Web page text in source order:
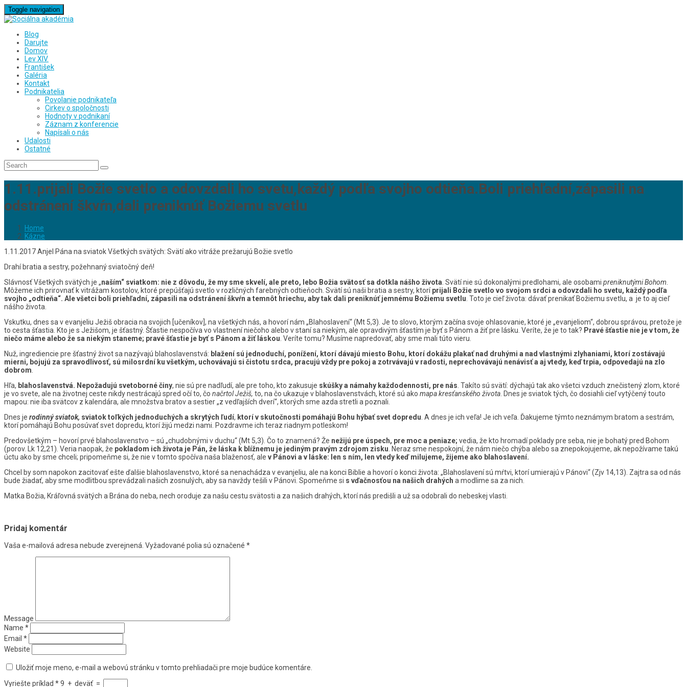
Toggle navigation
Blog
Darujte
Domov
Lev XIV.
František
Galéria
Kontakt
Podnikatelia
Povolanie podnikateľa
Cirkev o spoločnosti
Hodnoty v podnikaní
Záznam z konferencie
Napísali o nás
Udalosti
Ostatné
1.11.prijali Božie svetlo a odovzdali ho svetu,každý podľa svojho odtieňa.Boli priehľadní,zápasili na
odstránení škvŕn,dali preniknúť Božiemu svetlu
Home
Kázne
1.11.2017 Anjel Pána na sviatok Všetkých svätých: Svätí ako vitráže prežarujú Božie svetlo
Drahí bratia a sestry, požehnaný sviatočný deň!
Slávnosť Všetkých svätých je „naším“ sviatkom: nie z dôvodu, že my sme skvelí, ale preto, lebo Božia svätosť sa dotkla nášho života . Svätí nie sú dokonalými predlohami, ale osobami preniknutými Bohom
Môžeme ich prirovnať k vitrážam kostolov, ktoré prepúšťajú svetlo v rozličných farebných odtieňoch. Svätí sú naši bratia a sestry, ktoríprijali Božie svetlo vo svojom srdci a odovzdali ho svetu, každý podľa
svojho „odtieňa“. Ale všetci boli priehľadní, zápasili na odstránení škvŕn a temnôt hriechu, aby tak dali preniknúť jemnému Božiemu svetlu . Toto je cieľ života: dávať prenikať Božiemu svetlu, a je to aj cieľ
nášho života.
Vskutku, dnes sa v evanjeliu Ježiš obracia na svojich [učeníkov], na všetkých nás, a hovorí nám „Blahoslavení“ (Mt 5,3). Je to slovo, ktorým začína svoje ohlasovanie, ktoré je „evanjeliom“, dobrou správou, pretože je
to cesta šťastia. Kto je s Ježišom, je šťastný. Šťastie nespočíva vo vlastnení niečoho alebo v staní sa niekým, ale opravdivým šťastím je byť s Pánom a žiť pre lásku. Veríte, že je to tak? Pravé šťastie nie je v tom, že
niečo máme alebo že sa niekým staneme; pravé šťastie je byť s Pánom a žiť láskou . Veríte tomu? Musíme napredovať, aby sme mali túto vieru.
Nuž, ingrediencie pre šťastný život sa nazývajú blahoslavenstvá: blažení sú jednoduchí, ponížení, ktorí dávajú miesto Bohu, ktorí dokážu plakať nad druhými a nad vlastnými zlyhaniami, ktorí zostávajú
mierni, bojujú za spravodlivosť, sú milosrdní ku všetkým, uchovávajú si čistotu srdca, pracujú vždy pre pokoj a zotrvávajú v radosti, neprechovávajú nenávisť a aj vtedy, keď trpia, odpovedajú na zlo
dobrom
Hľa, blahoslavenstvá. Nepožadujú svetoborné činy, nie sú pre nadľudí, ale pre toho, kto zakusuje skúšky a námahy každodennosti, pre nás . Takíto sú svätí: dýchajú tak ako všetci vzduch znečistený zlom, ktoré
je vo svete, ale na životnej ceste nikdy nestrácajú spred očí to, čo načrtol Ježiš, to, na čo ukazuje v blahoslavenstvách, ktoré sú ako mapa kresťanského života . Dnes je sviatok tých, čo dosiahli cieľ vytýčený touto
mapou: nie iba svätcov z kalendára, ale množstva bratov a sestier „z vedľajších dverí“, ktorých sme azda stretli a poznali.
Dnes je rodinnýsviatok, sviatok toľkých jednoduchých a skrytých ľudí, ktorí v skutočnosti pomáhajú Bohu hýbať svet dopredu . A dnes je ich veľa! Je ich veľa. Ďakujeme týmto neznámym bratom a sestrám,
ktorí pomáhajú Bohu posúvať svet dopredu, ktorí žijú medzi nami. Pozdravme ich teraz riadnym potleskom!
Predovšetkým – hovorí prvé blahoslavenstvo – sú „chudobnými v duchu“ (Mt 5,3). Čo to znamená? Že nežijú pre úspech, pre moc a peniaze; vedia, že kto hromadí poklady pre seba, nie je bohatý pred Bohom
(porov. Lk 12,21). Veria naopak, že pokladom ich života je Pán, že láska k blížnemu je jediným pravým zdrojom zisku . Neraz sme nespokojní, že nám niečo chýba alebo sa znepokojujeme, ak nepožívame takú
úctu ako by sme chceli; pripomeňme si, že nie v tomto spočíva naša blaženosť, ale v Pánovi a v láske: len s ním, len vtedy keď milujeme, žijeme ako blahoslavení.
Chcel by som napokon zacitovať ešte ďalšie blahoslavenstvo, ktoré sa nenachádza v evanjeliu, ale na konci Biblie a hovorí o konci života: „Blahoslavení sú mŕtvi, ktorí umierajú v Pánovi“ (Zjv 14,13). Zajtra sa od nás
bude žiadať, aby sme modlitbou sprevádzali našich zosnulých, aby sa navždy tešili v Pánovi. Spomeňme si s vďačnosťou na našich drahých a modlime sa za nich.
Matka Božia, Kráľovná svätých a Brána do neba, nech oroduje za našu cestu svätosti a za našich drahých, ktorí nás predišli a už sa odobrali do nebeskej vlasti.
Pridaj komentár
Vaša e-mailová adresa nebude zverejnená. Vyžadované polia sú označené *
Message
Name *
Email *
Website
Uložiť moje meno, e-mail a webovú stránku v tomto prehliadači pre moje budúce komentáre.
Vyriešte príklad *9 + deväť =